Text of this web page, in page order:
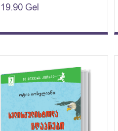
19.90 Gel